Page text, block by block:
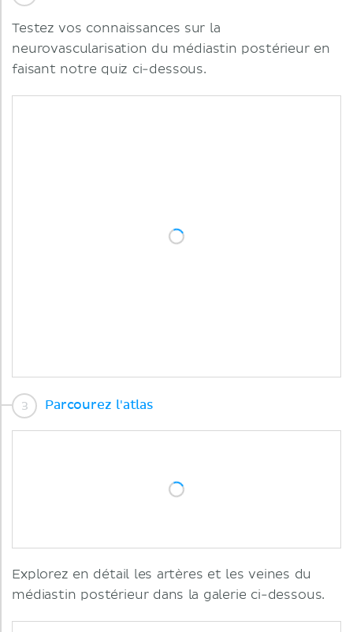
Testez vos connaissances sur la
neurovascularisation du médiastin postérieur en
faisant notre quiz ci-dessous.
Parcourez l'atlas
Explorez en détail les artères et les veines du
médiastin postérieur dans la galerie ci-dessous.